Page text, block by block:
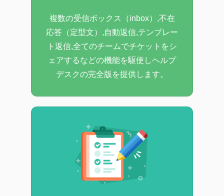
複数の受信ボックス（inbox）,不在
応答（定型文）,自動返信,テンプレー
ト返信,全てのチームでチケットをシ
ェアするなどの機能を駆使しヘルプ
デスクの完全版を提供します。